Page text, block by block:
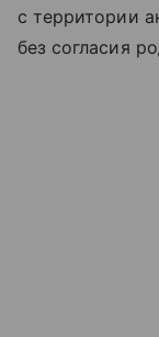
с территории
без согласия